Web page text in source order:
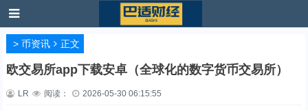
> 币资讯 正文
欧交易所app下载安卓（全球化的数字货币交易所）
LR 阅读： 2026-05-30 06:15:55